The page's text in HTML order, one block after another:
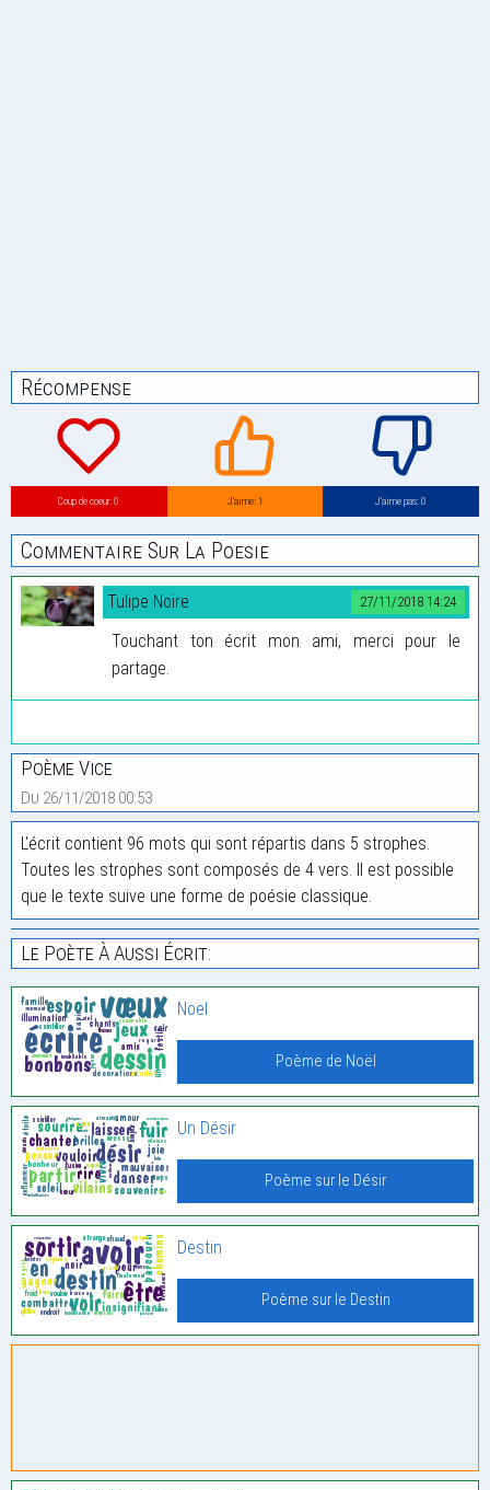
Récompense
Coup de coeur: 0 J’aime: 1 J’aime pas: 0
Commentaire Sur La Poesie
27/11/2018 14:24
Tulipe Noire
Touchant ton écrit mon ami, merci pour le
partage.
Poème Vice
Du 26/11/2018 00:53
L'écrit contient 96 mots qui sont répartis dans 5 strophes.
Toutes les strophes sont composés de 4 vers. Il est possible
que le texte suive une forme de poésie classique.
Le Poète À Aussi Écrit:
Noel
Poème de Noël
Un Désir
Poème sur le Désir
Destin
Poème sur le Destin